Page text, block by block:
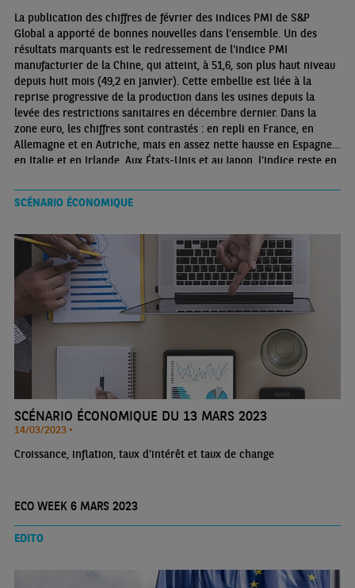
La publication des chiffres de février des indices PMI de S&P
Global a apporté de bonnes nouvelles dans l’ensemble. Un des
résultats marquants est le redressement de l'indice PMI
manufacturier de la Chine, qui atteint, à 51,6, son plus haut niveau
depuis huit mois (49,2 en janvier). Cette embellie est liée à la
reprise progressive de la production dans les usines depuis la
levée des restrictions sanitaires en décembre dernier. Dans la
zone euro, les chiffres sont contrastés : en repli en France, en
Allemagne et en Autriche, mais en assez nette hausse en Espagne,
en Italie et en Irlande. Aux États-Unis et au Japon, l’indice reste en
SCÉNARIO ÉCONOMIQUE
SCÉNARIO ÉCONOMIQUE DU 13 MARS 2023
14/03/2023 •
Croissance, inflation, taux d'intérêt et taux de change
ECO WEEK 6 MARS 2023
EDITO